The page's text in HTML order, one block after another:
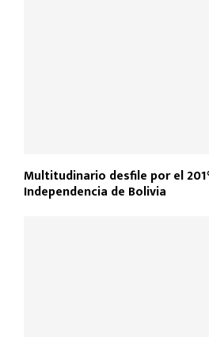
Multitudinario desfile por el
Independencia de Bolivia